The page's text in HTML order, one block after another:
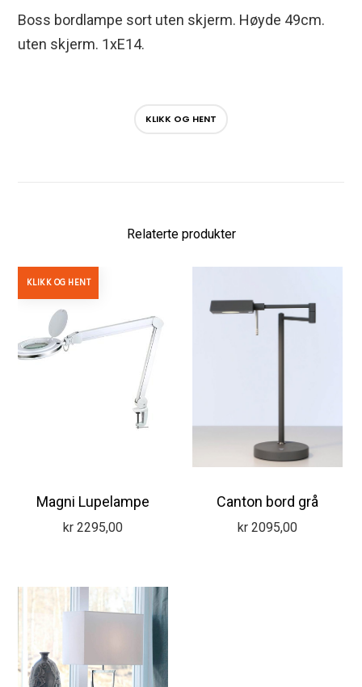
Boss bordlampe sort uten skjerm. Høyde 49cm.
uten skjerm. 1xE14.
KLIKK OG HENT
Relaterte produkter
KLIKK OG HENT
Magni Lupelampe
kr 2295,00
Canton bord grå
kr 2095,00